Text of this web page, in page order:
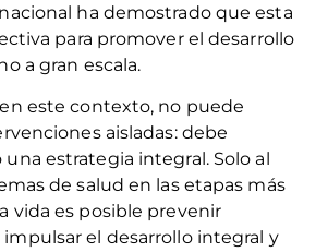
ha demostrado que esta
para promover el desarrollo
a gran escala.
este contexto, no puede
aisladas: debe
estrategia integral. Solo al
de salud en las etapas más
vida es posible prevenir
el desarrollo integral y